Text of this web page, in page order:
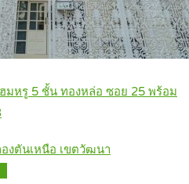
ฮมหรู 5 ชั้น ทองหล่อ ซอย 25 พร้อม
งตันเหนือ เขตวัฒนา